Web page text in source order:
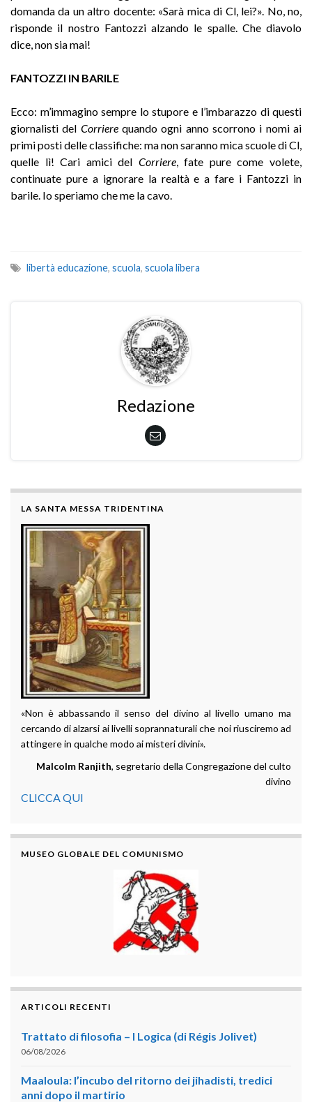
domanda da un altro docente: «Sarà mica di Cl, lei?». No, no,
risponde il nostro Fantozzi alzando le spalle. Che diavolo
dice, non sia mai!
FANTOZZI IN BARILE
Ecco: m’immagino sempre lo stupore e l’imbarazzo di questi
giornalisti del Corrierequando ogni anno scorrono i nomi ai
primi posti delle classifiche: ma non saranno mica scuole di Cl,
quelle lì! Cari amici del Corriere, fate pure come volete,
continuate pure a ignorare la realtà e a fare i Fantozzi in
barile. Io speriamo che me la cavo.
libertà educazione, scuola, scuola libera
Redazione
LA SANTA MESSA TRIDENTINA
«Non è abbassando il senso del divino al livello umano ma
cercando di alzarsi ai livelli soprannaturali che noi riusciremo ad
attingere in qualche modo ai misteri divini».
Malcolm Ranjith, segretario della Congregazione del culto
divino
CLICCA QUI
MUSEO GLOBALE DEL COMUNISMO
ARTICOLI RECENTI
Trattato di filosofia – I Logica (di Régis Jolivet)
06/08/2026
Maaloula: l’incubo del ritorno dei jihadisti, tredici
anni dopo il martirio